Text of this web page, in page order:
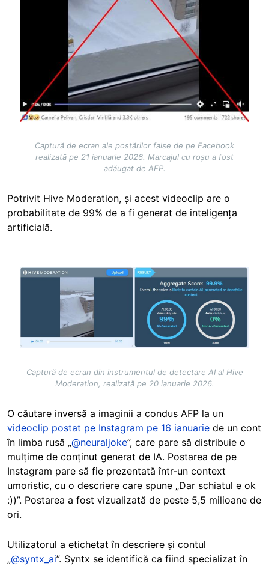
Captură de ecran ale postărilor false de pe Facebook
realizată pe 21 ianuarie 2026. Marcajul cu roșu a fost
adăugat de AFP.
Potrivit Hive Moderation, și acest videoclip are o
probabilitate de 99% de a fi generat de inteligența
artificială.
Image
Captură de ecran din instrumentul de detectare AI al Hive
Moderation, realizată pe 20 ianuarie 2026.
O căutare inversă a imaginii a condus AFP la un
videoclip postat pe Instagram pe 16 ianuarie de un cont
în limba rusă „@neuraljoke”, care pare să distribuie o
mulțime de conținut generat de IA. Postarea de pe
Instagram pare să fie prezentată într-un context
umoristic, cu o descriere care spune „Dar schiatul e ok
:))”. Postarea a fost vizualizată de peste 5,5 milioane de
ori.
Utilizatorul a etichetat în descriere și contul
„@syntx_ai”. Syntx se identifică ca fiind specializat în